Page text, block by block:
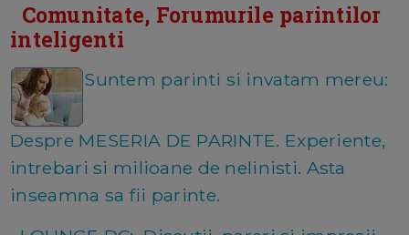
Comunitate, Forumurile parintilor
inteligenti
Suntem parinti si invatam mereu:
Despre MESERIA DE PARINTE. Experiente,
intrebari si milioane de nelinisti. Asta
inseamna sa fii parinte.